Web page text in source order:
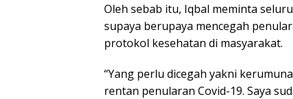
Oleh sebab itu, Iqbal meminta
supaya berupaya mencegah
protokol kesehatan di masyarakat.
“Yang perlu dicegah yakni
rentan penularan Covid-19. Saya